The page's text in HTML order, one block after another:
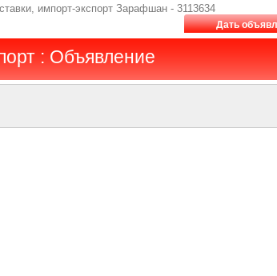
импорт-экспорт Зарафшан - 3113634
Дать
: Объявление